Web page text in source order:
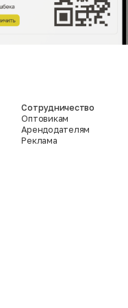
Сотрудничество
Оптовикам
Арендодателям
Реклама